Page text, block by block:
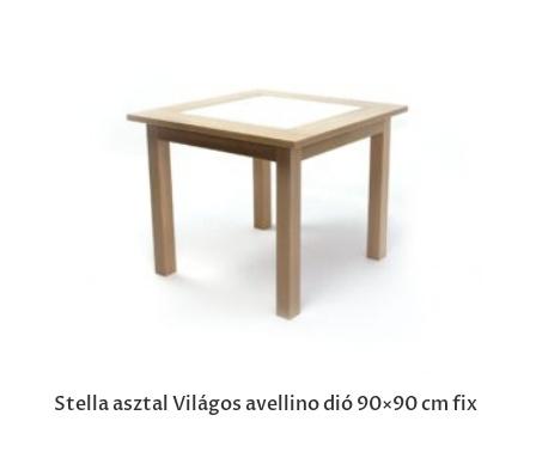
Stella asztal Világos avellino dió 90×90 cm fix